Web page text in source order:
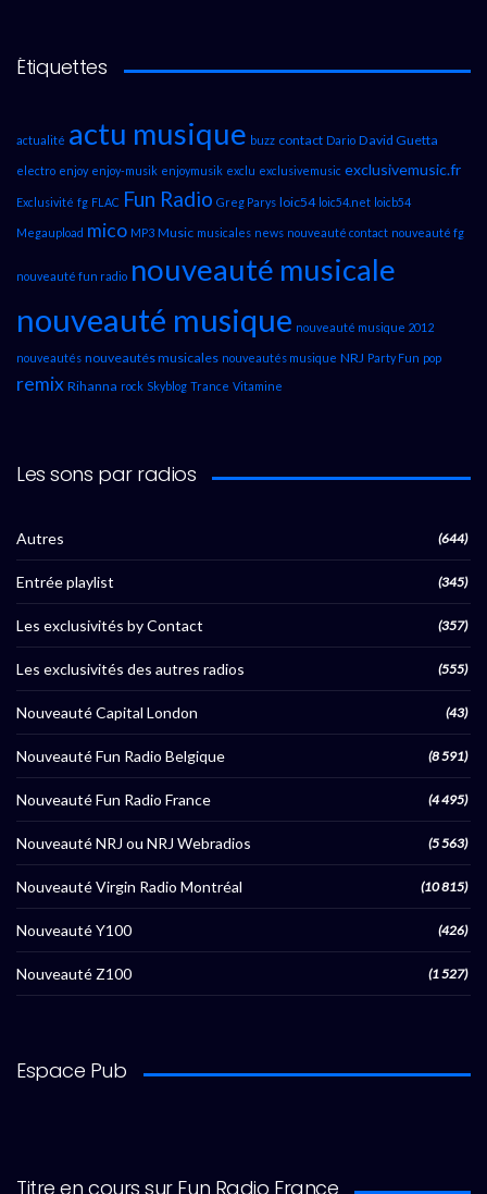
Étiquettes
actualité actu musique buzz contact Dario David Guetta
electro enjoy enjoy-musik enjoymusik exclu exclusivemusic exclusivemusic.fr
Exclusivité fg FLAC Fun Radio Greg Parys loic54 loic54.net loicb54
Megaupload mico MP3 Music musicales news nouveauté contact nouveauté fg
nouveauté fun radio nouveauté musicale
nouveauté musique nouveauté musique 2012
nouveautés nouveautés musicales nouveautés musique NRJ Party Fun pop
remix Rihanna rock Skyblog Trance Vitamine
Les sons par radios
Autres (644)
Entrée playlist (345)
Les exclusivités by Contact (357)
Les exclusivités des autres radios (555)
Nouveauté Capital London (43)
Nouveauté Fun Radio Belgique (8 591)
Nouveauté Fun Radio France (4 495)
Nouveauté NRJ ou NRJ Webradios (5 563)
Nouveauté Virgin Radio Montréal (10 815)
Nouveauté Y100 (426)
Nouveauté Z100 (1 527)
Espace Pub
Titre en cours sur Fun Radio France